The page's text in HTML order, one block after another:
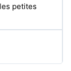
petites